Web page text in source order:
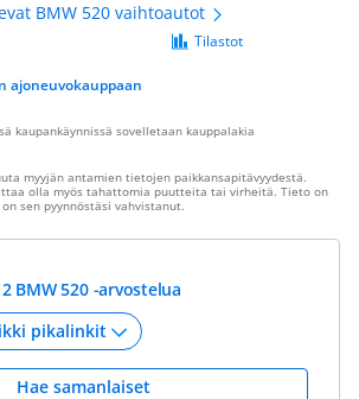
BMW 520 vaihtoautot
ajoneuvokauppaan
Tilastot
kaupankäynnissä sovelletaan kauppalakia
myyjän antamien tietojen paikkansapitävyydestä.
olla myös tahattomia puutteita tai virheitä. Tieto on
sen pyynnöstäsi vahvistanut.
BMW 520 -arvostelua
Hae samanlaiset